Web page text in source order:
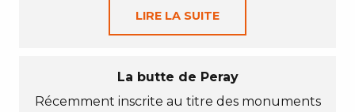
LIRE LA SUITE
La butte de Peray
Récemment inscrite au titre des monuments